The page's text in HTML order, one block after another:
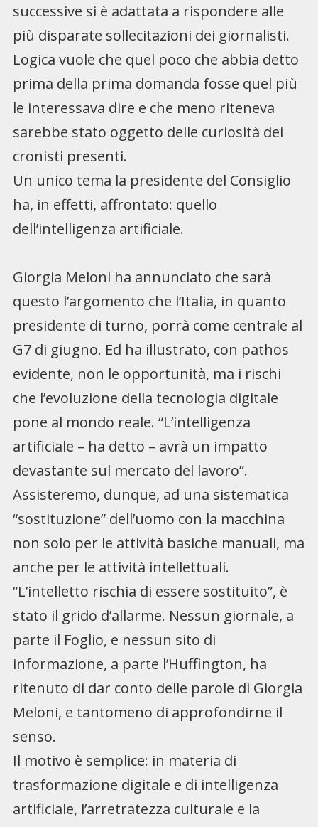
successive si è adattata a rispondere alle
più disparate sollecitazioni dei giornalisti.
Logica vuole che quel poco che abbia detto
prima della prima domanda fosse quel più
le interessava dire e che meno riteneva
sarebbe stato oggetto delle curiosità dei
cronisti presenti.
Un unico tema la presidente del Consiglio
ha, in effetti, affrontato: quello
dell’intelligenza artificiale.
Giorgia Meloni ha annunciato che sarà
questo l’argomento che l’Italia, in quanto
presidente di turno, porrà come centrale al
G7 di giugno. Ed ha illustrato, con pathos
evidente, non le opportunità, ma i rischi
che l’evoluzione della tecnologia digitale
pone al mondo reale. “L’intelligenza
artificiale – ha detto – avrà un impatto
devastante sul mercato del lavoro”.
Assisteremo, dunque, ad una sistematica
“sostituzione” dell’uomo con la macchina
non solo per le attività basiche manuali, ma
anche per le attività intellettuali.
“L’intelletto rischia di essere sostituito”, è
stato il grido d’allarme. Nessun giornale, a
parte il Foglio, e nessun sito di
informazione, a parte l’Huffington, ha
ritenuto di dar conto delle parole di Giorgia
Meloni, e tantomeno di approfondirne il
senso.
Il motivo è semplice: in materia di
trasformazione digitale e di intelligenza
artificiale, l’arretratezza culturale e la